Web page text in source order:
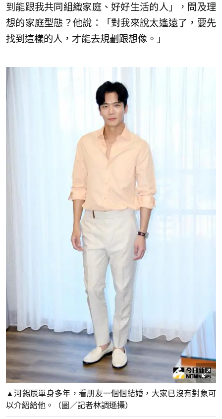
到能跟我共同組織家庭、好好生活的人」，問及理
想的家庭型態？他說：「對我來說太遙遠了，要先
找到這樣的人，才能去規劃跟想像。」
▲河錫辰單身多年，看朋友一個個結婚，大家已沒有對象可
以介紹給他。（圖／記者林調遜攝）